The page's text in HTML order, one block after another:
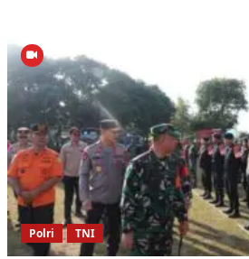
Polri TNI